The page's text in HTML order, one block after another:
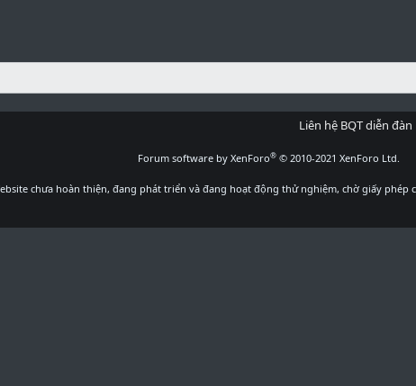
Liên hệ BQT diễn đàn
Forum software by XenForo® © 2010-2021 XenForo Ltd.
chưa hoàn thiện, đang phát triển và đang hoạt động thử nghiệm, chờ giấy phép